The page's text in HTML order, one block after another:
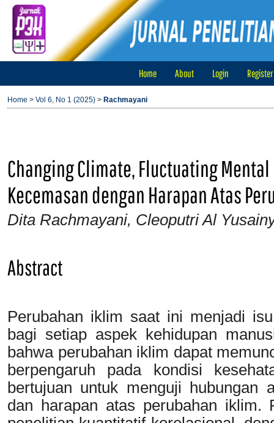
Home About Login Register
Home > Vol 6, No 1 (2025) > Rachmayani
Changing Climate, Fluctuating
Kecemasan dengan Harapan Atas
Dita Rachmayani, Cleoputri Al
Abstract
Perubahan iklim saat ini menjadi
bagi setiap aspek kehidupan
bahwa perubahan iklim dapat
berpengaruh pada kondisi
bertujuan untuk menguji hubungan
dan harapan atas perubahan iklim.